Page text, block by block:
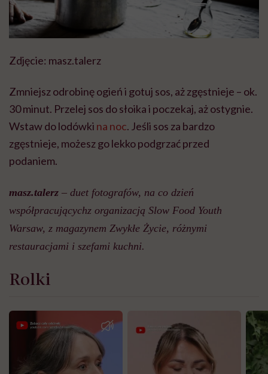
Zdjęcie: masz.talerz
Zmniejsz odrobinę ogień i gotuj sos, aż zgęstnieje – ok.
30 minut. Przelej sos do słoika i poczekaj, aż ostygnie.
Wstaw do lodówki na noc. Jeśli sos za bardzo
zgęstnieje, możesz go lekko podgrzać przed
podaniem.
masz.talerz – duet fotografów, na co dzień
współpracującychz organizacją Slow Food Youth
Warsaw, z magazynem Zwykłe Życie, różnymi
restauracjami i szefami kuchni.
Rolki